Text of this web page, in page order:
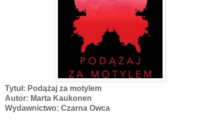
Tytuł: Podążaj za motylem
Autor: Marta Kaukonen
Wydawnictwo: Czarna Owca